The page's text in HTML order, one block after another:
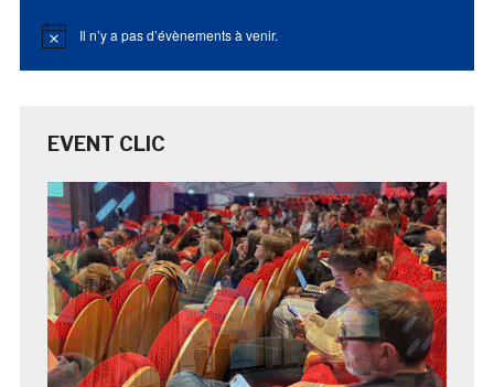
Notice Il n’y a pas d’évènements à venir.
EVENT CLIC